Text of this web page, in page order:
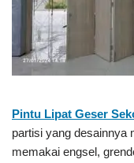
Pintu Lipat Geser
partisi yang desainnya
memakai engsel,